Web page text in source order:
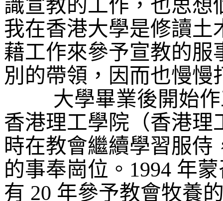
識宣教的工作，也思想
我在香港大學是修讀土
藉工作來參予宣教的服
別的帶領，因而也慢慢
大學畢業後開始
香港理工學院（香港理
時在教會繼續學習服
的事奉崗位。 1994 年
有 20 年參予教會牧養